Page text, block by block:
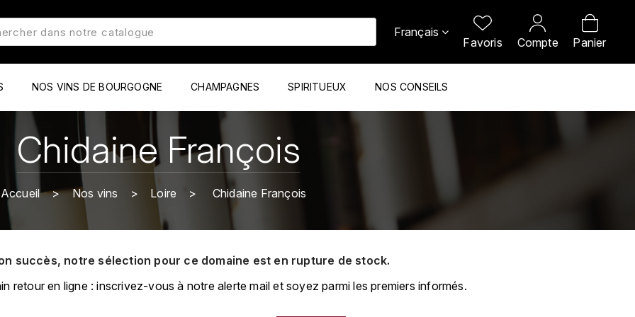
Français
Favoris Compte Panier
NOS VINS DE BOURGOGNE CHAMPAGNES SPIRITUEUX NOS CONSEILS
Chidaine François
Accueil Nos vins Loire Chidaine François
succès, notre sélection pour ce domaine est en rupture de stock.
retour en ligne : inscrivez-vous à notre alerte mail et soyez parmi les premiers informés.